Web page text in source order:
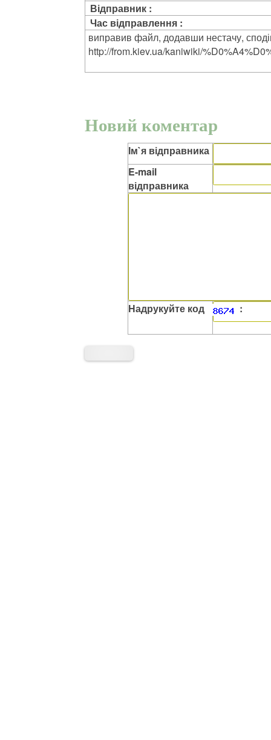
Відправник :
Час відправлення :
виправив файл, додавши нестачу,
http://from.kiev.ua/kaniwiki/
Новий коментар
Ім`я відправника
E-mail
відправника
Надрукуйте код :